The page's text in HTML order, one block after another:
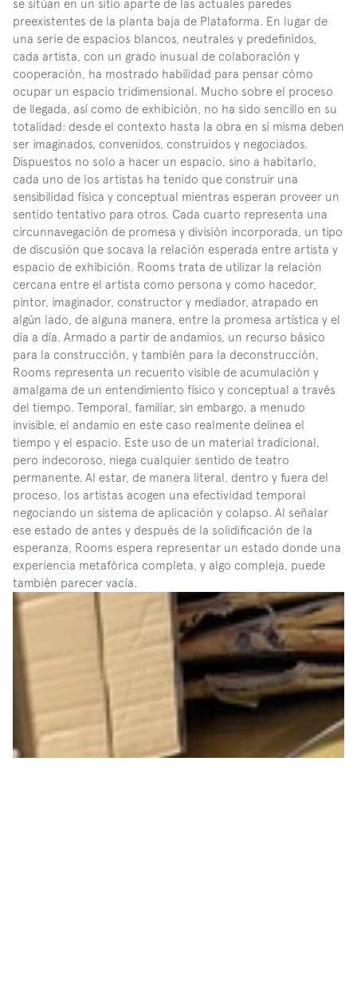
se sitúan en un sitio aparte de las actuales paredes
preexistentes de la planta baja de Plataforma. En lugar de
una serie de espacios blancos, neutrales y predefinidos,
cada artista, con un grado inusual de colaboración y
cooperación, ha mostrado habilidad para pensar cómo
ocupar un espacio tridimensional. Mucho sobre el proceso
de llegada, así como de exhibición, no ha sido sencillo en su
totalidad: desde el contexto hasta la obra en sí misma deben
ser imaginados, convenidos, construidos y negociados.
Dispuestos no solo a hacer un espacio, sino a habitarlo,
cada uno de los artistas ha tenido que construir una
sensibilidad física y conceptual mientras esperan proveer un
sentido tentativo para otros. Cada cuarto representa una
circunnavegación de promesa y división incorporada, un tipo
de discusión que socava la relación esperada entre artista y
espacio de exhibición. Rooms trata de utilizar la relación
cercana entre el artista como persona y como hacedor,
pintor, imaginador, constructor y mediador, atrapado en
algún lado, de alguna manera, entre la promesa artística y el
día a día. Armado a partir de andamios, un recurso básico
para la construcción, y también para la deconstrucción,
Rooms representa un recuento visible de acumulación y
amalgama de un entendimiento físico y conceptual a través
del tiempo. Temporal, familiar, sin embargo, a menudo
invisible, el andamio en este caso realmente delinea el
tiempo y el espacio. Este uso de un material tradicional,
pero indecoroso, niega cualquier sentido de teatro
permanente. Al estar, de manera literal, dentro y fuera del
proceso, los artistas acogen una efectividad temporal
negociando un sistema de aplicación y colapso. Al señalar
ese estado de antes y después de la solidificación de la
esperanza, Rooms espera representar un estado donde una
experiencia metafórica completa, y algo compleja, puede
también parecer vacía.